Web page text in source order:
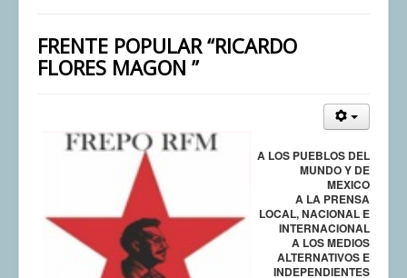
El Zenzontle
Multimedia
Afirmación
COMUNERA 67 EN PDF numero de presentación de la
FRENTE POPULAR “RICARDO
FLORES MAGON ”
A LOS PUEBLOS DEL
MUNDO Y DE
MEXICO
A LA PRENSA
LOCAL, NACIONAL E
INTERNACIONAL
A LOS MEDIOS
ALTERNATIVOS E
INDEPENDIENTES